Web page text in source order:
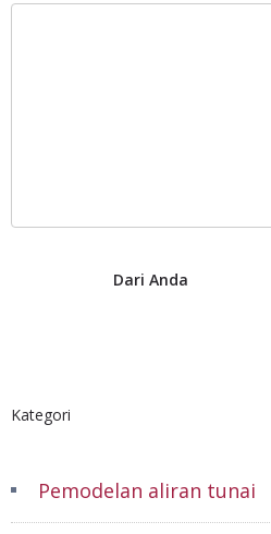
Kategori
Pemodelan aliran tunai